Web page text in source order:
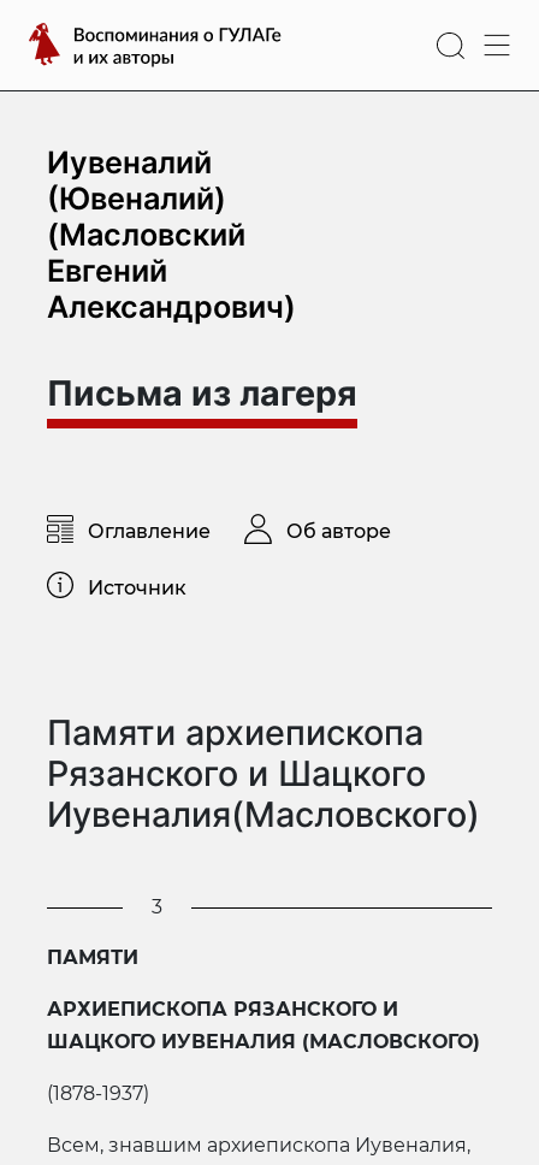
содержимому
Воспоминания
о
ГУЛАГе
их
авторы
Иувеналий
(Ювеналий)
(Масловский
Евгений
Александрович)
Письма из лагеря
Оглавление Об авторе
Источник
Памяти архиепископа
Рязанского и Шацкого
Иувеналия(Масловского)
3
ПАМЯТИ
АРХИЕПИСКОПА РЯЗАНСКОГО И
ШАЦКОГО ИУВЕНАЛИЯ (МАСЛОВСКОГО)
(1878-1937)
Всем, знавшим архиепископа Иувеналия,